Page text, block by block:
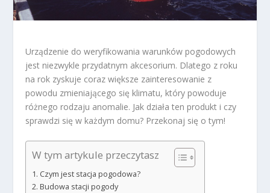
Urządzenie do weryfikowania warunków pogodowych
jest niezwykle przydatnym akcesorium. Dlatego z roku
na rok zyskuje coraz większe zainteresowanie z
powodu zmieniającego się klimatu, który powoduje
różnego rodzaju anomalie. Jak działa ten produkt i czy
sprawdzi się w każdym domu? Przekonaj się o tym!
W tym artykule przeczytasz
Czym jest stacja pogodowa?
Budowa stacji pogody